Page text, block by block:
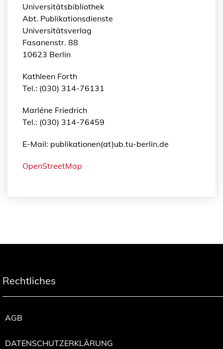
Universitätsbibliothek
Abt. Publikationsdienste
Universitätsverlag
Fasanenstr. 88
10623 Berlin
Kathleen Forth
Tel.: (030) 314-76131
Marléne Friedrich
Tel.: (030) 314-76459
E-Mail: publikationen(at)ub.tu-berlin.de
OpenStreetMap
Rechtliches
AGB
DATENSCHUTZERKLÄRUNG